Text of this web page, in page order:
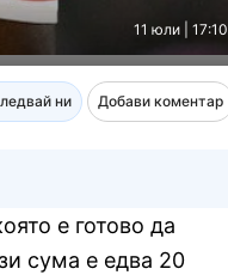
11 юли | 17:10
ни Добави коментар
е готово да
сума е едва 20